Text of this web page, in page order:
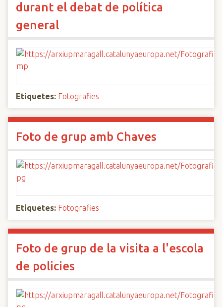
durant el debat de política
general
Etiquetes: Fotografies
Foto de grup amb Chaves
Etiquetes: Fotografies
Foto de grup de la visita a l'escola
de policies